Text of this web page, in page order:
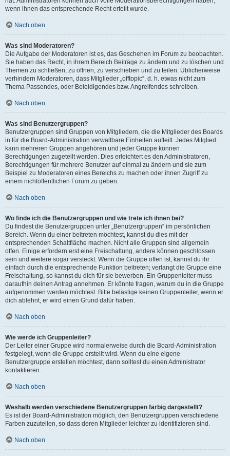
wenn ihnen das entsprechende Recht erteilt wurde.
Nach oben
Was sind Moderatoren?
Die Aufgabe der Moderatoren ist es, das Geschehen im Forum zu beobachten.
Sie haben das Recht, in ihrem Bereich Beiträge zu ändern und zu löschen und
Themen zu schließen, zu öffnen, zu verschieben und zu teilen. Üblicherweise
verhindern Moderatoren, dass Mitglieder „offtopic“, d. h. etwas nicht zum
Thema Passendes, oder Beleidigendes bzw. Angreifendes schreiben.
Nach oben
Was sind Benutzergruppen?
Benutzergruppen sind Gruppen von Mitgliedern, die die Mitglieder des Boards
in für die Board-Administration verwaltbare Einheiten aufteilt. Jedes Mitglied
kann mehreren Gruppen angehören und jeder Gruppe können
Berechtigungen zugeteilt werden. Dies erleichtert es den Administratoren,
Berechtigungen für mehrere Benutzer auf einmal zu ändern und sie zum
Beispiel zu Moderatoren eines Bereichs zu machen oder ihnen Zugriff zu
einem nichtöffentlichen Forum zu geben.
Nach oben
Wo finde ich die Benutzergruppen und wie trete ich ihnen bei?
Du findest die Benutzergruppen unter „Benutzergruppen“ im persönlichen
Bereich. Wenn du einer beitreten möchtest, kannst du dies mit der
entsprechenden Schaltfläche machen. Nicht alle Gruppen sind allgemein
offen. Einige erfordern erst eine Freischaltung, andere können geschlossen
sein und weitere sogar versteckt. Wenn die Gruppe offen ist, kannst du ihr
einfach durch die entsprechende Funktion beitreten; verlangt die Gruppe eine
Freischaltung, so kannst du dich für sie bewerben. Ein Gruppenleiter muss
daraufhin deinen Antrag annehmen. Er könnte fragen, warum du in die Gruppe
aufgenommen werden möchtest. Bitte belästige keinen Gruppenleiter, wenn er
dich ablehnt, er wird einen Grund dafür haben.
Nach oben
Wie werde ich Gruppenleiter?
Der Leiter einer Gruppe wird normalerweise durch die Board-Administration
festgelegt, wenn die Gruppe erstellt wird. Wenn du eine eigene
Benutzergruppe erstellen möchtest, dann solltest du einen Administrator
kontaktieren.
Nach oben
Weshalb werden verschiedene Benutzergruppen farbig dargestellt?
Es ist der Board-Administration möglich, den Benutzergruppen verschiedene
Farben zuzuteilen, so dass deren Mitglieder leichter zu identifizieren sind.
Nach oben